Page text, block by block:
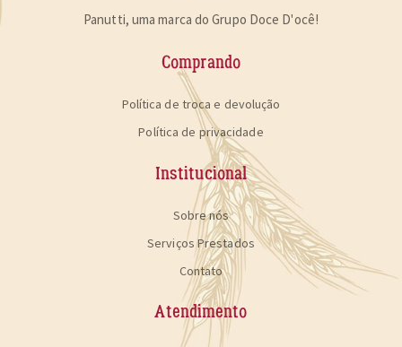
Panutti, uma marca do Grupo Doce D'ocê!
Comprando
Política de troca e devolução
Política de privacidade
Institucional
Sobre nós
Serviços Prestados
Contato
Atendimento